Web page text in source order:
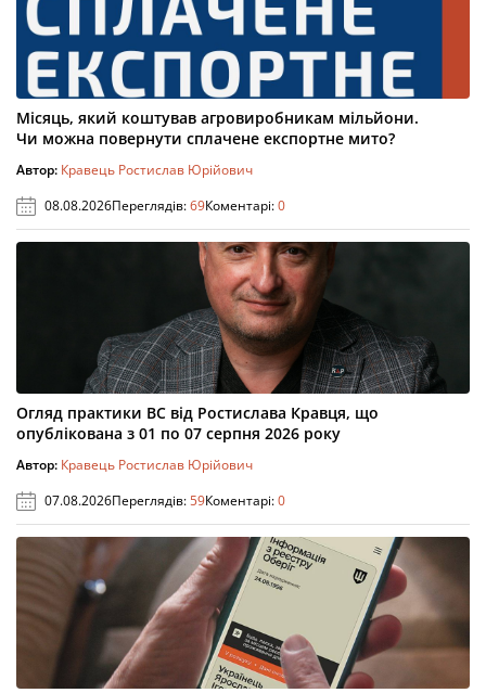
Місяць, який коштував агровиробникам мільйони.
Чи можна повернути сплачене експортне мито?
Автор: Кравець Ростислав Юрійович
08.08.2026Переглядів:69Коментарі:0
Огляд практики ВС від Ростислава Кравця, що
опублікована з 01 по 07 серпня 2026 року
Автор: Кравець Ростислав Юрійович
07.08.2026Переглядів:59Коментарі:0